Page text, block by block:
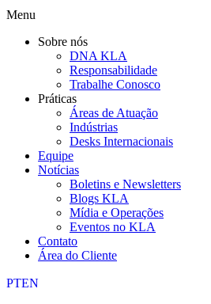
Menu
Sobre nós
DNA KLA
Responsabilidade
Trabalhe Conosco
Práticas
Áreas de Atuação
Indústrias
Desks Internacionais
Equipe
Notícias
Boletins e Newsletters
Blogs KLA
Mídia e Operações
Eventos no KLA
Contato
Área do Cliente
PTEN